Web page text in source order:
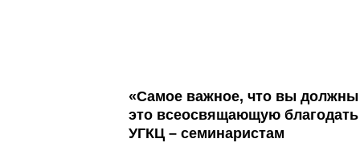
«Самое важное, что вы
это всеосвящающую благодать
УГКЦ – семинаристам